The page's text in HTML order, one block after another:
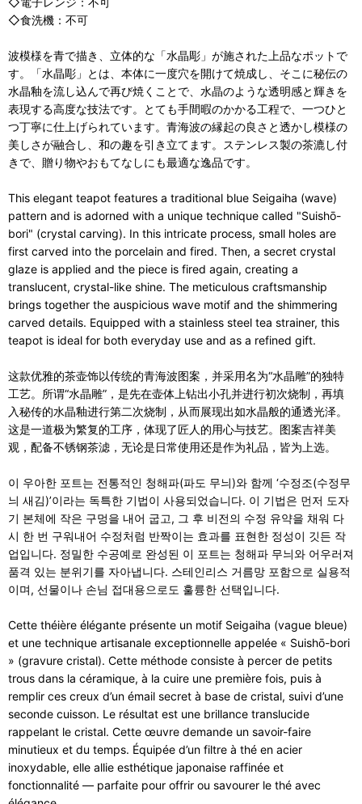
◇食洗機：不可
波模様を青で描き、立体的な「水晶彫」が施された上品なポットで
す。「水晶彫」とは、本体に一度穴を開けて焼成し、そこに秘伝の
水晶釉を流し込んで再び焼くことで、水晶のような透明感と輝きを
表現する高度な技法です。とても手間暇のかかる工程で、一つひと
つ丁寧に仕上げられています。青海波の縁起の良さと透かし模様の
美しさが融合し、和の趣を引き立てます。ステンレス製の茶漉し付
きで、贈り物やおもてなしにも最適な逸品です。
This elegant teapot features a traditional blue Seigaiha (wave)
pattern and is adorned with a unique technique called "Suishō-
bori" (crystal carving). In this intricate process, small holes are
first carved into the porcelain and fired. Then, a secret crystal
glaze is applied and the piece is fired again, creating a
translucent, crystal-like shine. The meticulous craftsmanship
brings together the auspicious wave motif and the shimmering
carved details. Equipped with a stainless steel tea strainer, this
teapot is ideal for both everyday use and as a refined gift.
这款优雅的茶壶饰以传统的青海波图案，并采用名为“水晶雕”的独特
工艺。所谓“水晶雕”，是先在壶体上钻出小孔并进行初次烧制，再填
入秘传的水晶釉进行第二次烧制，从而展现出如水晶般的通透光泽。
这是一道极为繁复的工序，体现了匠人的用心与技艺。图案吉祥美
观，配备不锈钢茶滤，无论是日常使用还是作为礼品，皆为上选。
이 우아한 포트는 전통적인 청해파(파도 무늬)와 함께 ‘수정조(수정무
늬 새김)’이라는 독특한 기법이 사용되었습니다. 이 기법은 먼저 도자
기 본체에 작은 구멍을 내어 굽고, 그 후 비전의 수정 유약을 채워 다
시 한 번 구워내어 수정처럼 반짝이는 효과를 표현한 정성이 깃든 작
업입니다. 정밀한 수공예로 완성된 이 포트는 청해파 무늬와 어우러져
품격 있는 분위기를 자아냅니다. 스테인리스 거름망 포함으로 실용적
이며, 선물이나 손님 접대용으로도 훌륭한 선택입니다.
Cette théière élégante présente un motif Seigaiha (vague bleue)
et une technique artisanale exceptionnelle appelée « Suishō-bori
» (gravure cristal). Cette méthode consiste à percer de petits
trous dans la céramique, à la cuire une première fois, puis à
remplir ces creux d’un émail secret à base de cristal, suivi d’une
seconde cuisson. Le résultat est une brillance translucide
rappelant le cristal. Cette œuvre demande un savoir-faire
minutieux et du temps. Équipée d’un filtre à thé en acier
inoxydable, elle allie esthétique japonaise raffinée et
fonctionnalité — parfaite pour offrir ou savourer le thé avec